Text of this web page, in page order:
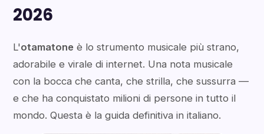
2026
L'otamatone è lo strumento musicale più strano,
adorabile e virale di internet. Una nota musicale
con la bocca che canta, che strilla, che sussurra —
e che ha conquistato milioni di persone in tutto il
mondo. Questa è la guida definitiva in italiano.